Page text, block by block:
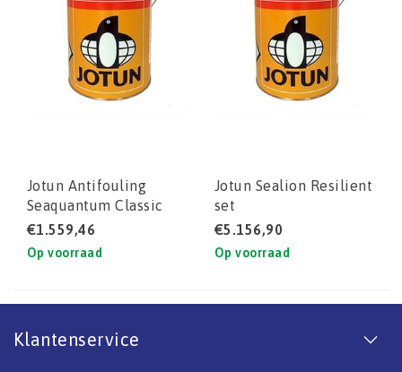
Jotun Antifouling
Seaquantum Classic
€1.559,46
Op voorraad
Jotun Sealion Resilient
set
€5.156,90
Op voorraad
Klantenservice